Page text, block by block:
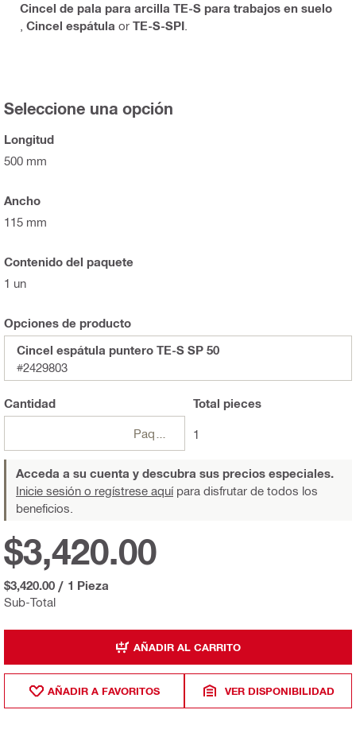
Cincel de pala para arcilla TE-S para trabajos en suelo
Cincel espátula or TE-S-SPI
Seleccione una opción
Longitud
500 mm
Ancho
115 mm
Contenido del paquete
1 un
Opciones de producto
Cincel espátula puntero TE-S SP 50
#2429803
Cantidad Total pieces
1
Acceda a su cuenta y descubra sus precios especiales.
Inicie sesión o regístrese aquípara disfrutar de todos los
beneficios.
Sub-Total
$3,420.00
$3,420.00 / 1 Pieza
AÑADIR AL CARRITO
AÑADIR A FAVORITOS VER DISPONIBILIDAD